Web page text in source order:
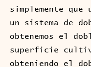
simplemente
un sistema de
obtenemos el
superficie
obteniendo el